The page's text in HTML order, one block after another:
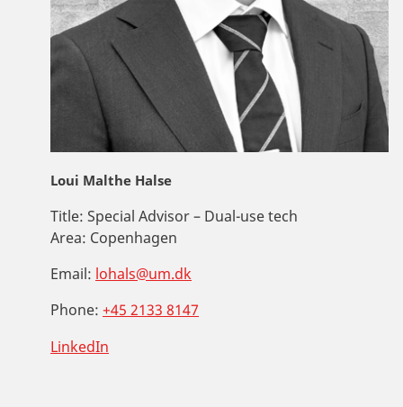
Loui Malthe Halse
Title: Special Advisor – Dual-use tech
Area: Copenhagen
Email: lohals@um.dk
Phone: +45 2133 8147
LinkedIn